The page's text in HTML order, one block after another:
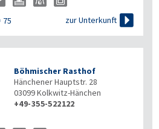
75 zur Unterkunft 
Böhmischer Rasthof
Hänchener Hauptstr. 28
03099Kolkwitz-Hänchen
+49-355-522122